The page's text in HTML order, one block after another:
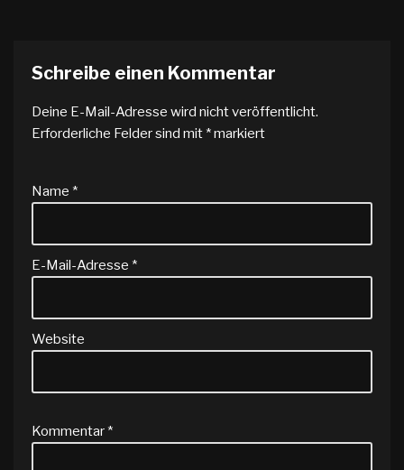
Schreibe einen Kommentar
Deine E-Mail-Adresse wird nicht veröffentlicht.
Erforderliche Felder sind mit *markiert
Name *
E-Mail-Adresse *
Website
Kommentar *